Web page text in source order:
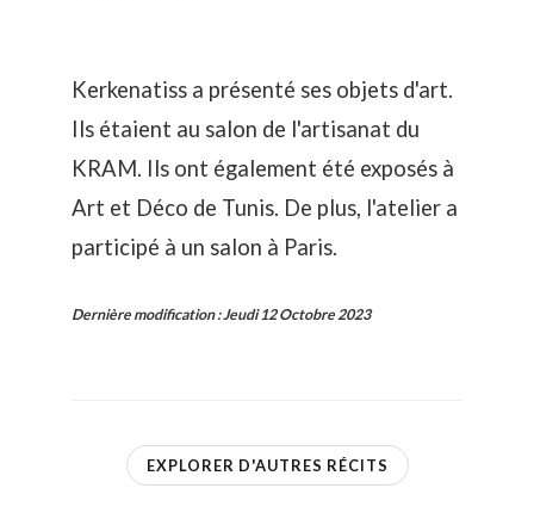
Kerkenatiss a présenté ses objets d'art.
Ils étaient au salon de l'artisanat du
KRAM. Ils ont également été exposés à
Art et Déco de Tunis. De plus, l'atelier a
participé à un salon à Paris.
Dernière modification:Jeudi 12 Octobre 2023
EXPLORER D'AUTRES RÉCITS